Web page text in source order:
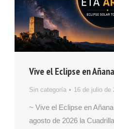
Vive el Eclipse en Añana
Sin categoría 16 de julio de
~ Vive el Eclipse en
agosto de 2026 la